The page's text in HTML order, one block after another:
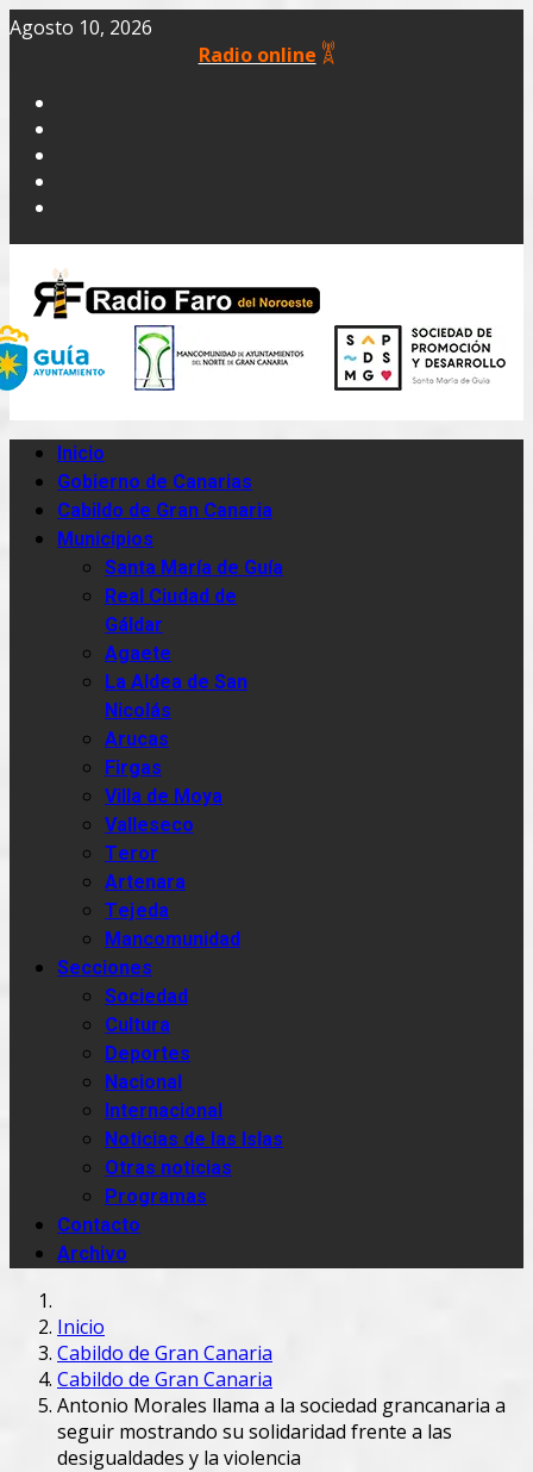
Agosto 10, 2026
Radio online
Inicio
Gobierno de Canarias
Cabildo de Gran Canaria
Municipios
Santa María de Guía
Real Ciudad de
Gáldar
Agaete
La Aldea de San
Nicolás
Arucas
Firgas
Villa de Moya
Valleseco
Teror
Artenara
Tejeda
Mancomunidad
Secciones
Sociedad
Cultura
Deportes
Nacional
Internacional
Noticias de las Islas
Otras noticias
Programas
Contacto
Archivo
Inicio
Cabildo de Gran Canaria
Cabildo de Gran Canaria
Antonio Morales llama a la sociedad grancanaria a
seguir mostrando su solidaridad frente a las
desigualdades y la violencia